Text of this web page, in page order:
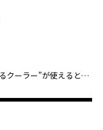
「“着るクーラー”が使えると話題！」REON POCKET 5使用レビュー：暑がりメンズの救世主？機能性とファッション性の両立も可能